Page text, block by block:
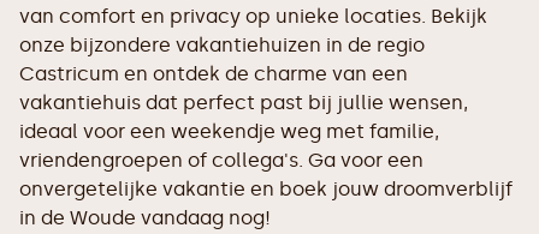
van comfort en privacy op unieke locaties. Bekijk
onze bijzondere vakantiehuizen in de regio
Castricum en ontdek de charme van een
vakantiehuis dat perfect past bij jullie wensen,
ideaal voor een weekendje weg met familie,
vriendengroepen of collega's. Ga voor een
onvergetelijke vakantie en boek jouw droomverblijf
in de Woude vandaag nog!